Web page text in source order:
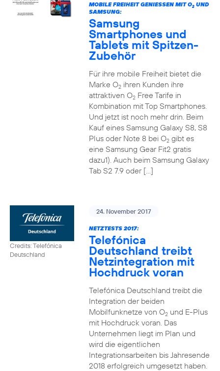
MOBILE FREIHEIT GENIESSEN MIT O 2UND
SAMSUNG:
Samsung
Smartphones und
Tablets mit Spitzen-
Zubehör
Für ihre mobile Freiheit bietet die
Marke O2ihren Kunden ihre
attraktiven O2Free Tarife in
Kombination mit Top Smartphones.
Und jetzt ist noch mehr drin. Beim
Kauf eines Samsung Galaxy S8, S8
Plus oder Note 8 bei O2gibt es
eine Samsung Gear Fit2 gratis
dazu1). Auch beim Samsung Galaxy
Tab S2 7.9 oder […]
Credits: Telefónica
Deutschland
24. November 2017
NETZTESTS 2017:
Telefónica
Deutschland treibt
Netzintegration mit
Hochdruck voran
Telefónica Deutschland treibt die
Integration der beiden
Mobilfunknetze von O2und E-Plus
mit Hochdruck voran. Das
Unternehmen liegt im Plan und
wird die eigentlichen
Integrationsarbeiten bis Jahresende
2018 erfolgreich umgesetzt haben.